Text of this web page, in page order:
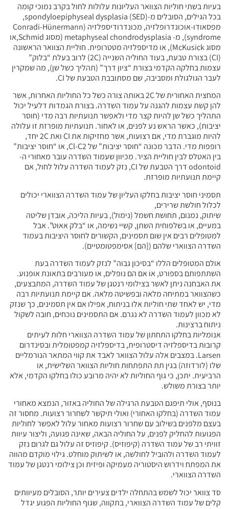
בעיות בשתי חוליות הצוואר העליונות עלולות לחול בקרב נמוכי קומה
בכל הגילים, הסובלים מ-spondyloepiphyseal dysplasia (SED),
מפסאודו-אוכונדרופלזיה, מכונדרודיספלזיה (Conradi-Hünermann
syndrome), מ- metaphyseal chondrodysplasia (מסוג Schmid,או
מסוג McKusick), או מדיספלזיה מטטרופית. חוליית הצוואר הראשונה
(CI) בצורת טבעת, בעוד החוליה השנייה (2C) לרוב בעלת “בלוק”
עצמות בחלקה הקדמי בצורת “ציון דרך” (תהליך כשל שן), מה שמקרין
לעבר הגולגולת ומסביבה, שם מסתובבת הטבעת של CI.
המחצית האחורית של 2C באותה צורה כשל כל החוליות האחרות, אשר
להן קשת עצמות להגנה על עמוד השדרה. בצורת הגמדות דלעיל יכול
התהליך כשל שן להיות קצר מדי ולאפשר תנועתיות רבה מדי (חוסר
יציבות), כאשר הראש נע לפנים, או לאחור. תנועתיות מופרזת זו עלולה
להיות מוגברת מדי, אם רצועות, אשר מחזיקות את CI ואת 2C יחד,
רופפות מדי. הדבר מכונה “חוסר יציבות” של Cl-C2, או “חוסר יציבות”
בין האטלס לבין חוליית הציר. מכיוון שעמוד השדרה עובר מאחורי ה-
odontoid דרך הטבעת של CI, נזק לעמוד השדרה עלול לחול, אם
קיימת תנועתיות מופרזת.
תסמיני חוסר יציבות בחלקו העליון של עמוד השדרה הצווארי יכולים
לכלול חולשת שרירים,
שיתוק, נמנום, תחושת חשמל (נימול), בעיות הליכה, אובדן שליטה
במעיים, או בשלפוחית השתן, קשיי נשימה, או “בלק אאוט”. אבל
למטופלים רבים אין שום תסמינים, הקשורים לחוסר היציבות בעמוד
השדרה הצווארי שלהם ([הם] אסימפטומטיים).
אולם המטופלים הללו “בסיכון גבוה” לנזק לעמוד השדרה בעת
השתתפותם בספורט, או אם הם נופלים, או מעורבים בתאונת אופנוע.
את האבחנה ניתן לאשר בצילומי רנטגן של עמוד השדרה, המתבצעים,
כשהצוואר במתיחה מלאה ובפשיטה מלאה. אם קיימת תנועתיות רבה
מדי, יש לאחד שתי חוליות אלו בניתוח, אפילו אם אין תסמינים, כך שנזק
לא מכוון לעמוד השדרה לא נגרם. אם התסמינים נוכחים, חובה לשקול
ניתוח ברצינות.
אנומליות בחלקו התחתון של עמוד השדרה הצווארי חלות לעיתים
קרובות בדיספלזיה דיסטרופית, בדיספלזיה קמפטומלית ובסינדרום
Larsen. במצבים אלה עלול הצוואר לאבד את קווי המתאר הנורמליים
שלו (לורדוזה) בגין תת התפתחות חוליות הצוואר השלישית, או
הרביעית. יתכן, כי גוף החוליות לא יהיה מרובע כולו בחלקו הקדמי, אלא
יותר בצורת משולש.
בנוסף, אולי תיפגם הטבעת הרגילה של החוליה באזור, הנמצא מאחורי
עמוד השדרה (בחלקו האחורי) ואולי תיקשר לשחרור רצועות. מחסור זה
בעצם מלפנים בשילוב עם שחרור רצועות מאחור עלול לאפשר לחוליות
הפגועות להחליק לפנים, על החוליה הבאה, שאינה פגועה, וליצור עיוות
זוויתי רב של עמוד השדרה (קיפוזיס). קיפוזיס זה עלול גם לגרום נזק
לעמוד השדרה ולהוביל לחולשה, או לשיתוק מוחלט. גילוי מוקדם מהווה
את המפתח וידרוש היסטוריה מעמיקה ופיזית וכן צילומי רנטגן של עמוד
השדרה הצווארי.
סד צוואר יכול לשמש בהתחלה ילדים צעירים יותר, הסובלים מעיוותים
קלים של עמוד השדרה הצווארי, בתקווה, שגוף החוליות הפגוע יגדל